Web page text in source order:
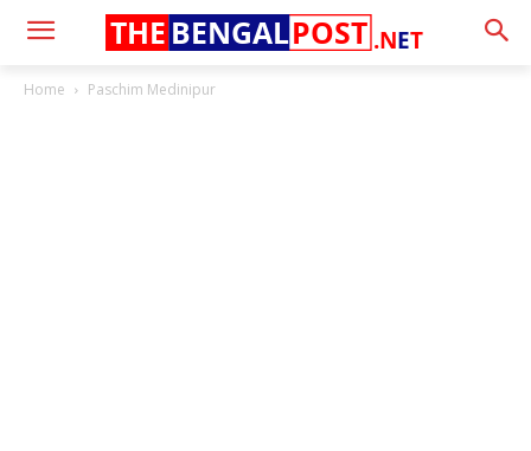
.NET
THE BENGALPOST
Home Paschim Medinipur